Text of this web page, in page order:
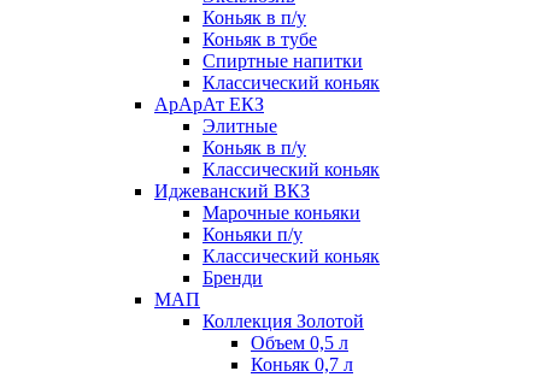
Коньяк в п/у
Коньяк в тубе
Спиртные напитки
Классический коньяк
АрАрАт ЕКЗ
Элитные
Коньяк в п/у
Классический коньяк
Иджеванский ВКЗ
Марочные коньяки
Коньяки п/у
Классический коньяк
Бренди
МАП
Коллекция Золотой
Объем 0,5 л
Коньяк 0,7 л